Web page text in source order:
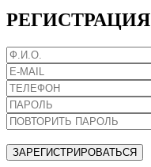
РЕГИСТРАЦИЯ
ЗАРЕГИСТРИРОВАТЬСЯ